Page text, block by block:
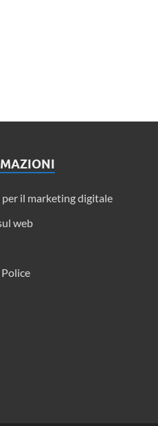
il marketing digitale
web